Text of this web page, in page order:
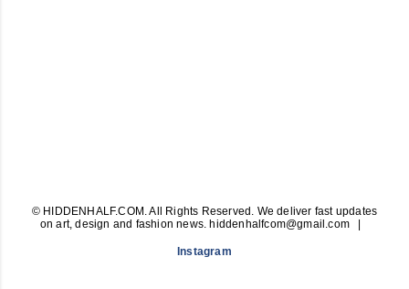
© HIDDENHALF.COM. All Rights Reserved. We deliver fast updates
on art, design and fashion news. hiddenhalfcom@gmail.com
Instagram